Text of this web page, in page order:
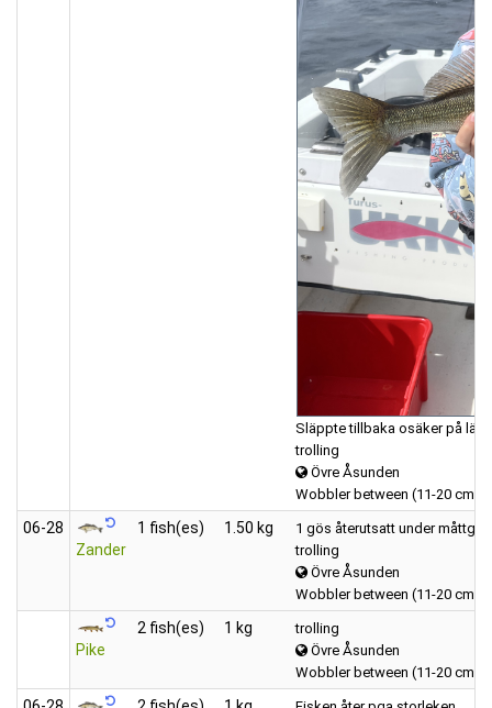
Släppte tillbaka osäker på
trolling
Övre Åsunden
Wobbler between (11-20 cm)
06‑28
Zander
1 fish(es) 1.50 kg
1 gös återutsatt under
trolling
Övre Åsunden
Wobbler between (11-20 cm)
Pike
2 fish(es) 1 kg
trolling
Övre Åsunden
Wobbler between (11-20 cm)